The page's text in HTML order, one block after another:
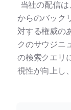
当社の配信
からのバック
対する権威の
クのサウジニ
の検索クエリ
視性が向上し